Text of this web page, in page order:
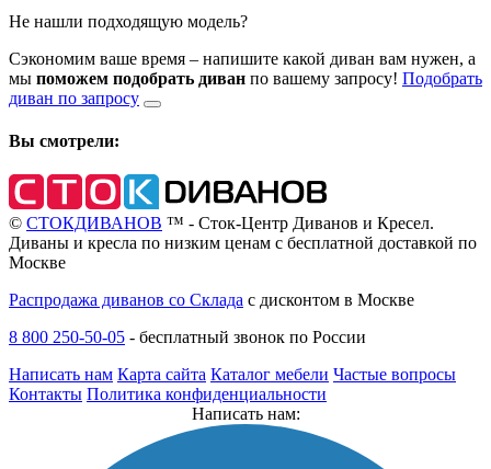
Не нашли подходящую модель?
Сэкономим ваше время – напишите какой диван вам нужен, а
мы поможем подобрать диван по вашему запросу! Подобрать
диван по запросу
Вы смотрели:
© СТОКДИВАНОВ ™ - Сток-Центр Диванов и Кресел.
Диваны и кресла по низким ценам с бесплатной доставкой по
Москве
Распродажа диванов со Склада с дисконтом в Москве
8 800 250-50-05 - бесплатный звонок по России
Написать нам Карта сайта Каталог мебели Частые вопросы
Контакты Политика конфиденциальности
Написать нам: